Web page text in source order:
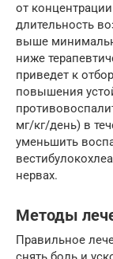
от
длительность
выше
ниже
приведет к
повышения
мг/кг/день) в
уменьшить
нервах.
Методы
Правильное